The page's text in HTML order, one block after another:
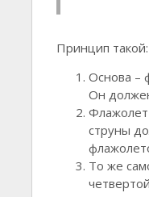
Принцип такой:
Основа –
Он
струны
То же